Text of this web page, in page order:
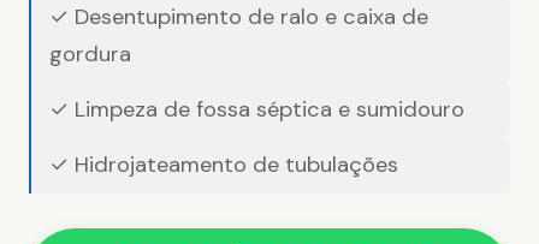
✓ Desentupimento de ralo e caixa de
gordura
✓ Limpeza de fossa séptica e sumidouro
✓ Hidrojateamento de tubulações